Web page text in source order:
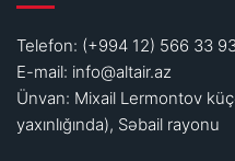
Telefon: (+994 12) 566 33
E-mail: info@altair.az
Ünvan: Mixail Lermontov
yaxınlığında), Səbail rayonu